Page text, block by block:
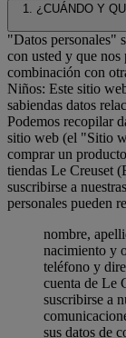
1. ¿CUÁNDO Y
"Datos personales"
con usted y que nos
combinación con
Niños: Este sitio
sabiendas datos
Podemos recopilar
sitio web (el "Sitio
comprar un
tiendas Le Creuset
suscribirse a
personales pueden
nombre,
nacimiento y
teléfono y
cuenta de Le
suscribirse a
sus datos de